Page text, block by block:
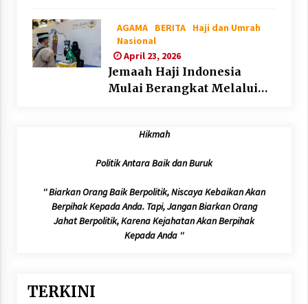
Pajak Daerah di Kota
Tangerang
AGAMA BERITA
Haji dan Umrah
Nasional
April 23, 2026
Jemaah Haji Indonesia
Mulai Berangkat Melalui
Terintegrasi
Hikmah
Politik Antara Baik dan Buruk
'' Biarkan Orang Baik Berpolitik, Niscaya Kebaikan Akan
Berpihak Kepada Anda. Tapi, Jangan Biarkan Orang
Jahat Berpolitik, Karena Kejahatan Akan Berpihak
Kepada Anda ''
TERKINI